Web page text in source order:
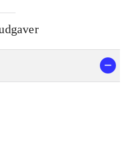
ned fra
der kan
bliver
for Demon
valkyrien
mysteriet